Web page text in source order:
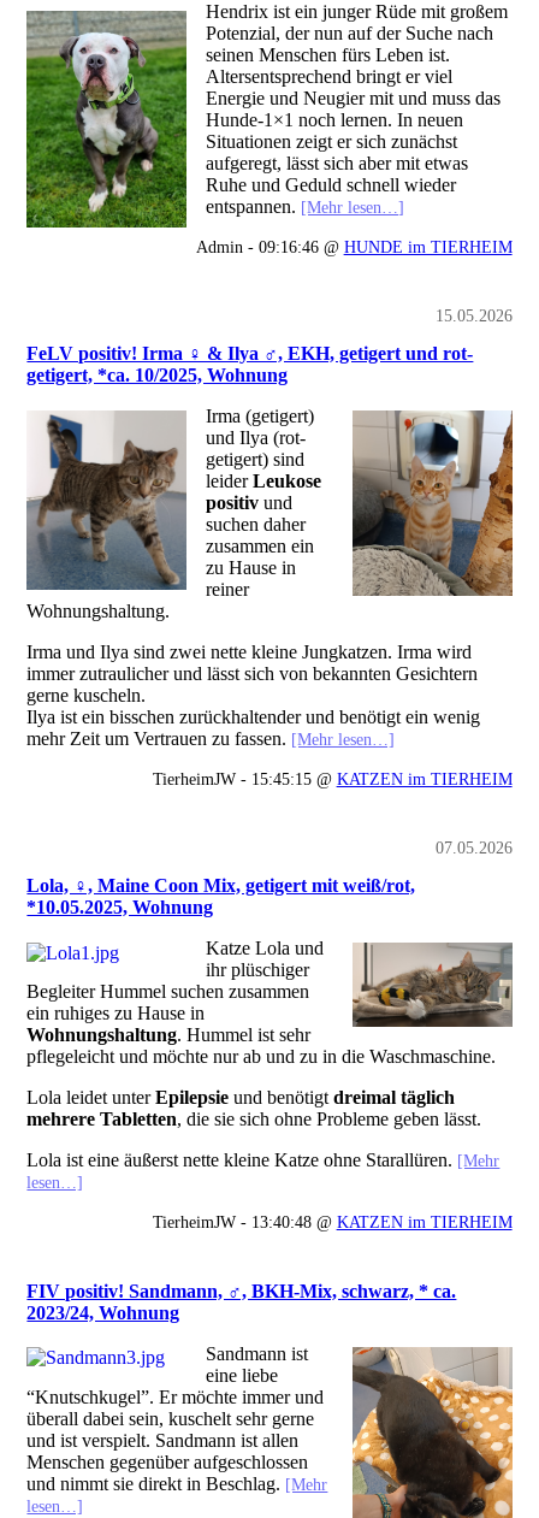
Hendrix ist ein junger Rüde mit großem
Potenzial, der nun auf der Suche nach
seinen Menschen fürs Leben ist.
Altersentsprechend bringt er viel
Energie und Neugier mit und muss das
Hunde-1×1 noch lernen. In neuen
Situationen zeigt er sich zunächst
aufgeregt, lässt sich aber mit etwas
Ruhe und Geduld schnell wieder
entspannen. [Mehr lesen…]
Admin - 09:16:46 @ HUNDE im TIERHEIM
15.05.2026
FeLV positiv! Irma ♀ & Ilya ♂, EKH, getigert und rot-
getigert, *ca. 10/2025, Wohnung
Irma (getigert)
und Ilya (rot-
getigert) sind
leiderLeukose
positiv und
suchen daher
zusammen ein
zu Hause in
reiner
Wohnungshaltung.
Irma und Ilya sind zwei nette kleine Jungkatzen. Irma wird
immer zutraulicher und lässt sich von bekannten Gesichtern
gerne kuscheln.
Ilya ist ein bisschen zurückhaltender und benötigt ein wenig
mehr Zeit um Vertrauen zu fassen. [Mehr lesen…]
TierheimJW - 15:45:15 @ KATZEN im TIERHEIM
07.05.2026
Lola, ♀, Maine Coon Mix, getigert mit weiß/rot,
*10.05.2025, Wohnung
Katze Lola und
ihr plüschiger
Begleiter Hummel suchen zusammen
ein ruhiges zu Hause in
Wohnungshaltung. Hummel ist sehr
pflegeleicht und möchte nur ab und zu in die Waschmaschine.
Lola leidet unterEpilepsie und benötigtdreimal täglich
mehrere Tabletten, die sie sich ohne Probleme geben lässt.
Lola ist eine äußerst nette kleine Katze ohne Starallüren. [Mehr
lesen…]
TierheimJW - 13:40:48 @ KATZEN im TIERHEIM
FIV positiv! Sandmann, ♂, BKH-Mix, schwarz, * ca.
2023/24, Wohnung
Sandmann ist
eine liebe
“Knutschkugel”. Er möchte immer und
überall dabei sein, kuschelt sehr gerne
und ist verspielt. Sandmann ist allen
Menschen gegenüber aufgeschlossen
und nimmt sie direkt in Beschlag. [Mehr
lesen…]